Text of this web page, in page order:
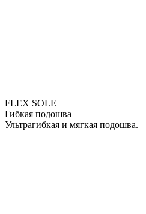
FLEX SOLE
Гибкая подошва
Ультрагибкая и мягкая подошва.